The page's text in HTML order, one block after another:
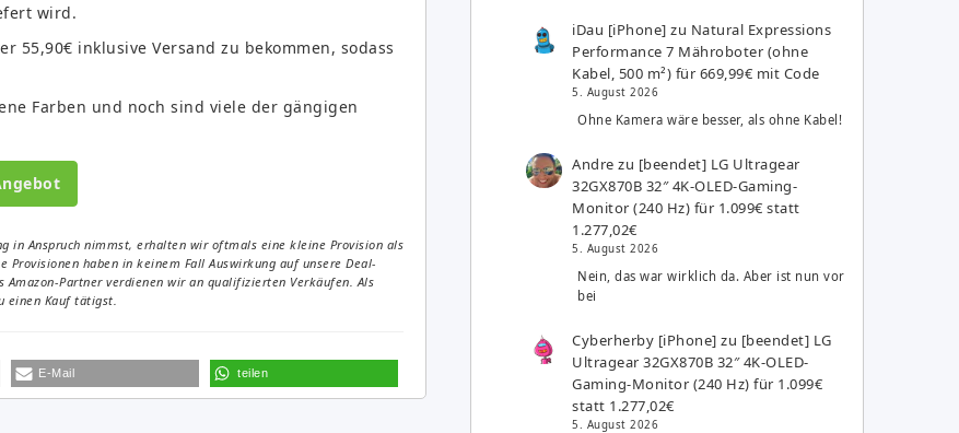
wird.
55,90€ inklusive Versand zu bekommen, sodass
Farben und noch sind viele der gängigen
in Anspruch nimmst, erhalten wir oftmals eine kleine Provision als
haben in keinem Fall Auswirkung auf unsere Deal-
Amazon-Partner verdienen wir an qualifizierten Verkäufen. Als
einen Kauf tätigst.
E-Mail teilen
iDau [iPhone] zu Natural Expressions
Performance 7 Mähroboter (ohne
Kabel, 500 m²) für 669,99€ mit Code
5. August 2026
Ohne Kamera wäre besser, als ohne Kabel!
Andre zu [beendet] LG Ultragear
32GX870B 32″ 4K-OLED-Gaming-
Monitor (240 Hz) für 1.099€ statt
1.277,02€
5. August 2026
Nein, das war wirklich da. Aber ist nun vor
bei
Cyberherby [iPhone] zu [beendet] LG
Ultragear 32GX870B 32″ 4K-OLED-
Gaming-Monitor (240 Hz) für 1.099€
statt 1.277,02€
5. August 2026